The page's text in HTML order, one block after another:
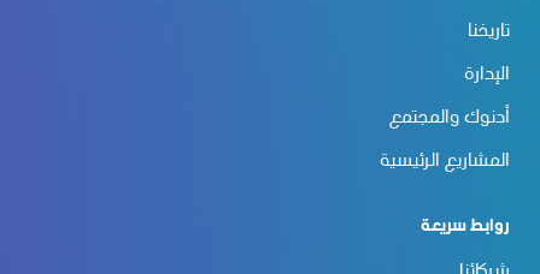
تاريخنا
الإدارة
أدنوك والمجتمع
المشاريع الرئيسية
روابط سريعة